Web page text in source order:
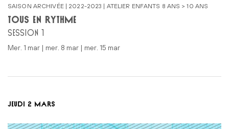
SAISON ARCHIVÉE | 2022-2023 | ATELIER ENFANTS 8 ANS > 10 ANS
TOUS EN RYTHME
SESSION 1
mer. 1 mar | mer. 8 mar | mer. 15 mar
JEUDI 2 MARS